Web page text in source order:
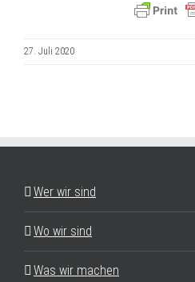
27. Juli 2020
Wer wir sind
Wo wir sind
Was wir machen